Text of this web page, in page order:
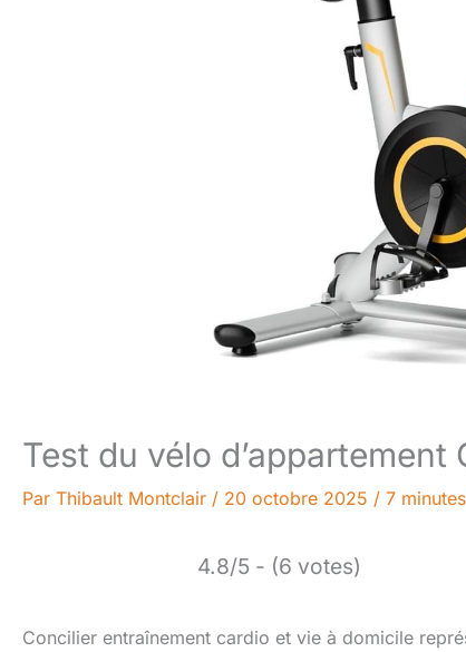
Test du vélo
Par Thibault Montclair / 20 octobre 2025 / 7
4.8/5 - (6 votes)
Concilier entraînement cardio et vie à domicile